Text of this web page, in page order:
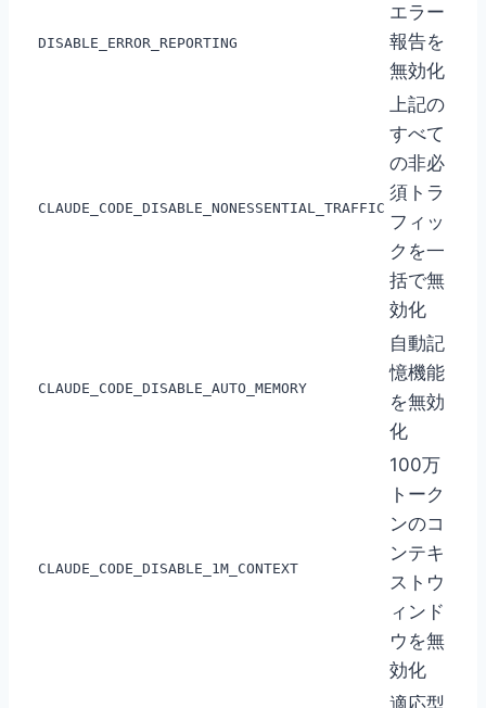
DISABLE_ERROR_REPORTING
エラー
報告を
無効化
CLAUDE_CODE_DISABLE_NONESSENTIAL_TRAFFIC
上記の
すべて
の非必
須トラ
フィッ
クを一
括で無
効化
CLAUDE_CODE_DISABLE_AUTO_MEMORY
自動記
憶機能
を無効
化
CLAUDE_CODE_DISABLE_1M_CONTEXT
100万
トーク
ンのコ
ンテキ
ストウ
ィンド
ウを無
効化